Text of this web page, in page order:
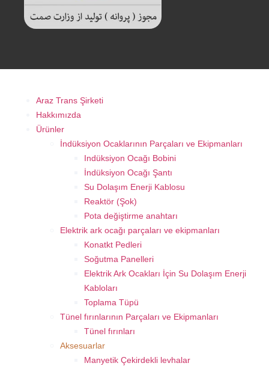
Araz Trans Şirketi
Hakkımızda
Ürünler
İndüksiyon Ocaklarının Parçaları ve Ekipmanları
Indüksiyon Ocağı Bobini
İndüksiyon Ocağı Şantı
Su Dolaşım Enerji Kablosu
Reaktör (Şok)
Pota değiştirme anahtarı
Elektrik ark ocağı parçaları ve ekipmanları
Konatkt Pedleri
Soğutma Panelleri
Elektrik Ark Ocakları İçin Su Dolaşım Enerji
Kabloları
Toplama Tüpü
Tünel fırınlarının Parçaları ve Ekipmanları
Tünel fırınları
Aksesuarlar
Manyetik Çekirdekli levhalar